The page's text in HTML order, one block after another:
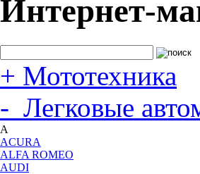
Интернет-
+ Мототехника
- Легковые
A
ACURA
ALFA ROMEO
AUDI